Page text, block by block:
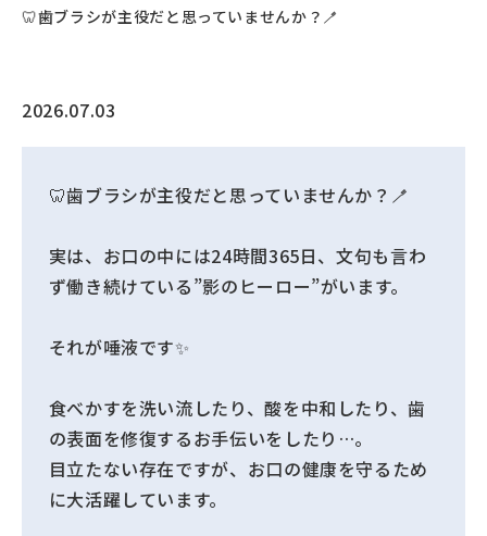
🦷歯ブラシが主役だと思っていませんか？🪥
2026.07.03
🦷歯ブラシが主役だと思っていませんか？🪥
実は、お口の中には24時間365日、文句も言わ
ず働き続けている”影のヒーロー”がいます。
それが唾液です✨
食べかすを洗い流したり、酸を中和したり、歯
の表面を修復するお手伝いをしたり…。
目立たない存在ですが、お口の健康を守るため
に大活躍しています。